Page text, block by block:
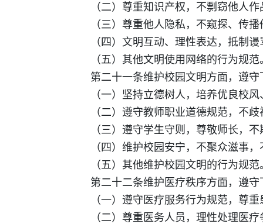
（二）尊重知识产权，不剽窃他人作
（三）尊重他人隐私，不窥探、传播
（四）文明互动、理性表达，抵制谩
（五）其他文明使用网络的行为规范
第二十一条维护校园文明方面，遵守
（一）坚持立德树人，培养优良校风
（二）遵守教师职业道德规范，不歧
（三）遵守学生守则，尊敬师长，不
（四）维护校园安宁，不聚众滋事，
（五）其他维护校园文明的行为规范
第二十二条维护医疗秩序方面，遵守
（一）遵守医疗服务行为规范，尊重
（二）尊重医务人员，理性处理医疗